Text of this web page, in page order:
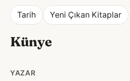
Tarih Yeni Çıkan Kitaplar
Künye
YAZAR